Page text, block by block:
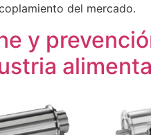
del mercado.
y